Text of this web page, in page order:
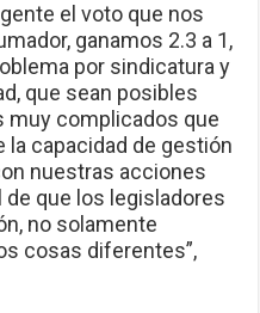
el voto que nos
ganamos 2.3 a 1,
por sindicatura y
que sean posibles
muy complicados que
la capacidad de gestión
nuestras acciones
que los legisladores
no solamente
cosas diferentes”,